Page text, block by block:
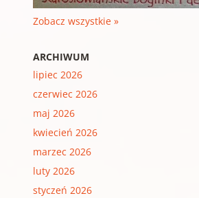
Zobacz wszystkie »
ARCHIWUM
lipiec 2026
czerwiec 2026
maj 2026
kwiecień 2026
marzec 2026
luty 2026
styczeń 2026